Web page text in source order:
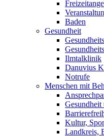
Baden
Gesundheit
Ilmtalklinik
Danuvius
Notrufe
Menschen mit
Gesundheit
Kultur,
Landkreis,